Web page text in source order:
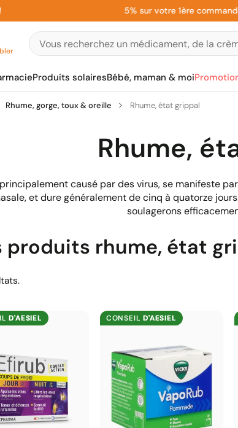
5% sur votre 1ère commande en
Produits solairesBébé, maman & moi
Rhume, gorge, toux & oreille Rhume, état grippal
Rhume,
causé par des virus, se manifeste
et dure généralement de cinq à quatorze
soulagerons
produits rhume, état
D'AESIEL CONSEILD'AESIEL